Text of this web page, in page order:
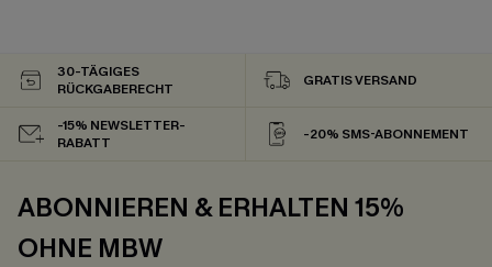
30-TÄGIGES
RÜCKGABERECHT
GRATIS VERSAND
-15% NEWSLETTER-
RABATT
-20% SMS-ABONNEMENT
ABONNIEREN & ERHALTEN 15%
OHNE MBW